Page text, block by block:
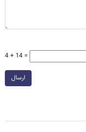
4 + 14 =
ارسال